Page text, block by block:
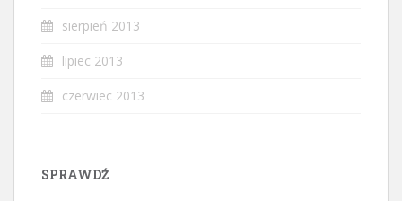
sierpień 2013
lipiec 2013
czerwiec 2013
SPRAWDŹ